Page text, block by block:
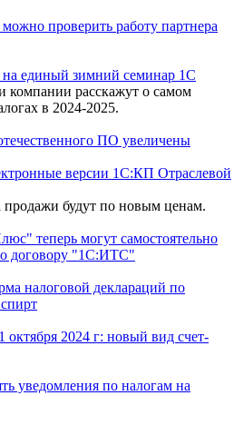
проверить работу партнера
на единый зимний семинар 1С
расскажут о самом
в 2024-2025.
ПО увеличены
версии 1С:КП Отраслевой
продажи будут по новым ценам.
теперь могут самостоятельно
договору "1С:ИТС"
налоговой деклараций по
2024 г: новый вид счет-
уведомления по налогам на